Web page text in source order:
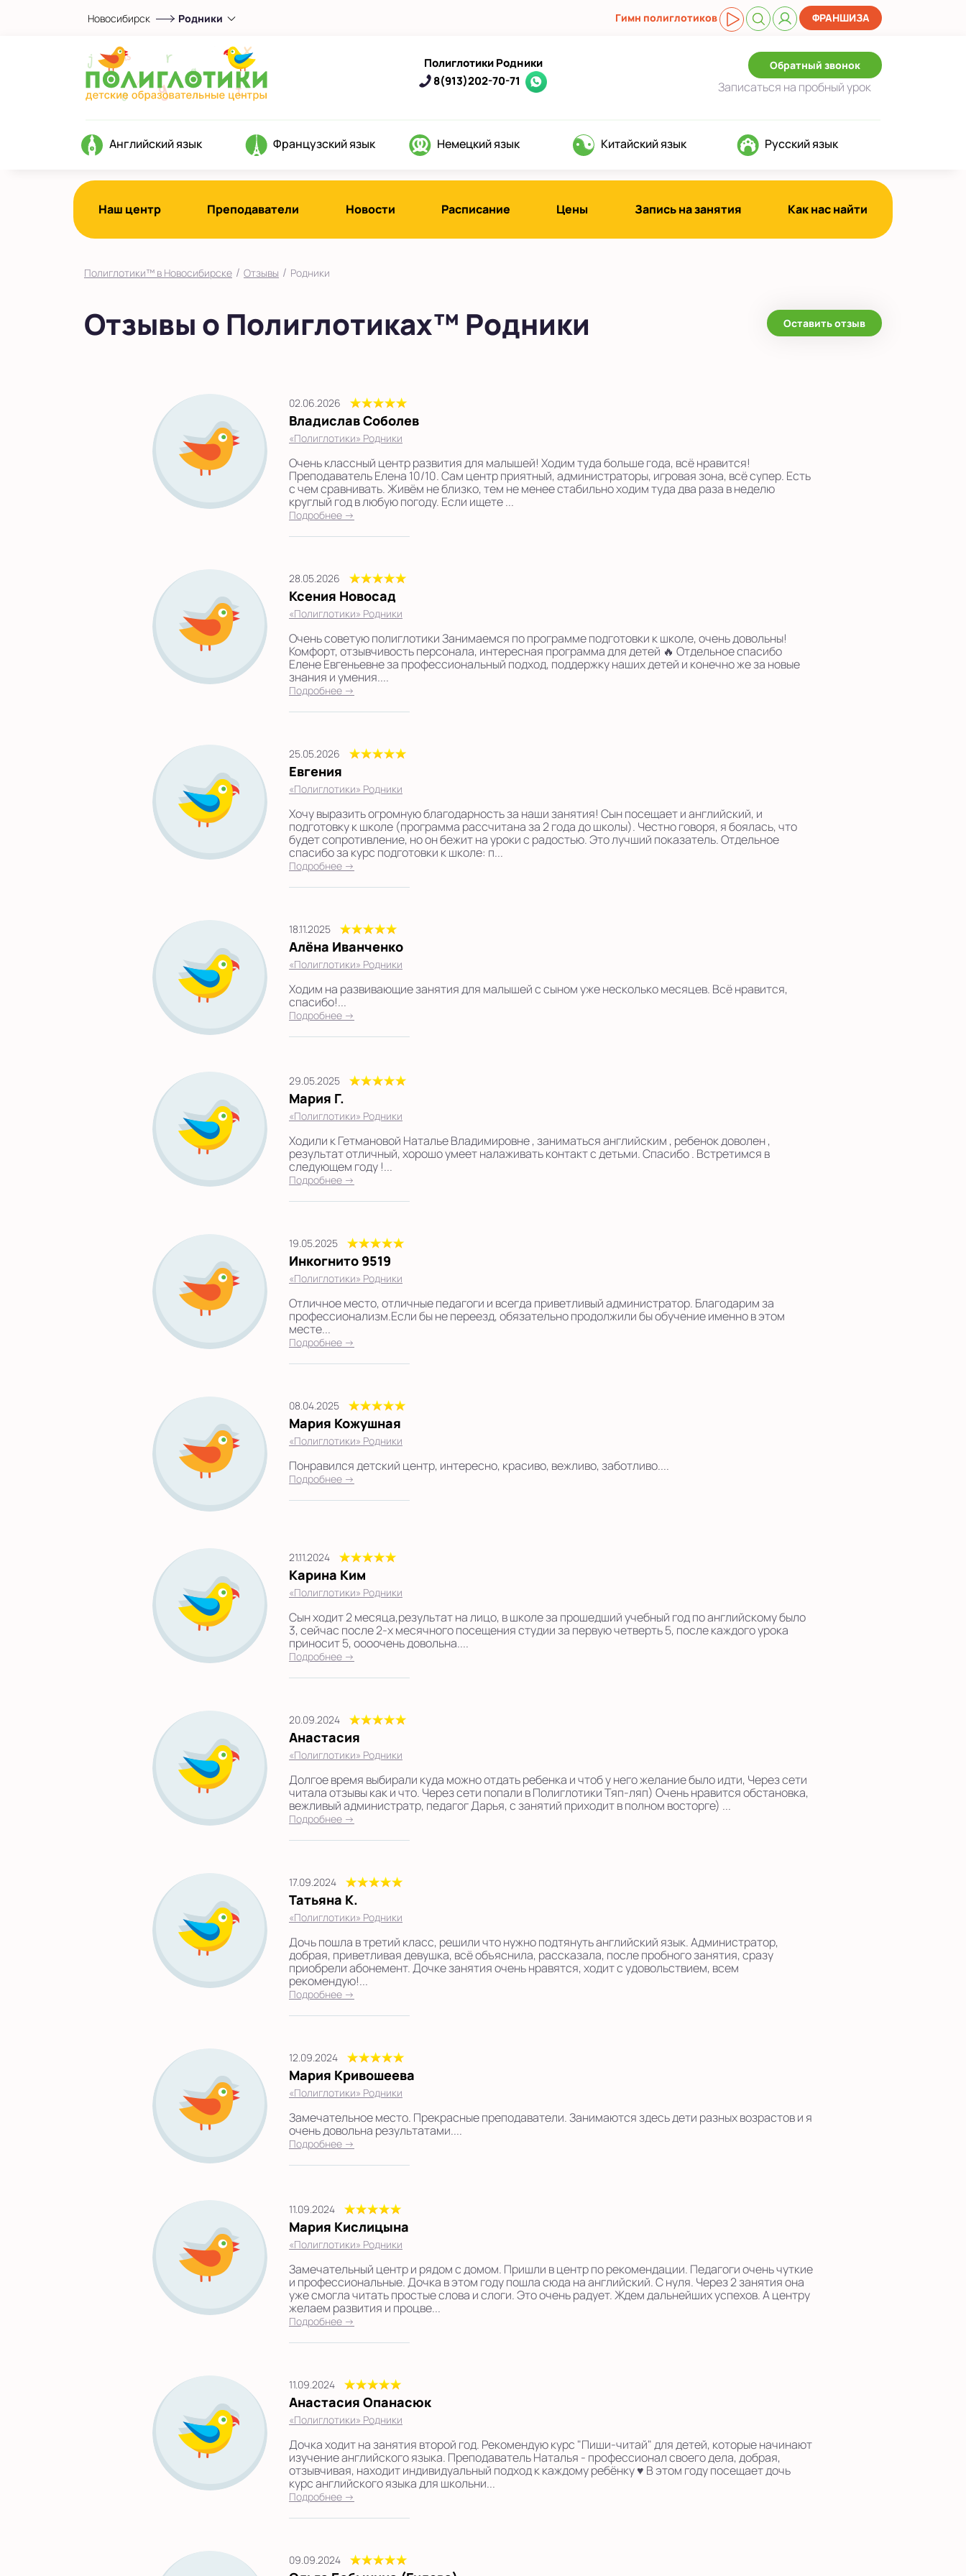
Новосибирск Родники
Выберите центр
Показать на карте
Выбрать другой город
Гимн полиглотиков ФРАНШИЗА
Полиглотики Родники
8(913)202-70-71
Обратный звонок
Записаться на пробный урок
Английский язык Французский язык Немецкий язык Китайский язык Русский язык
Наш центр Преподаватели Новости Расписание Цены Запись на занятия Как нас найти
Полиглотики™ в Новосибирске / Отзывы / Родники
Отзывы о Полиглотиках™ Родники Оставить отзыв
02.06.2026
Владислав Соболев
«Полиглотики» Родники
Очень классный центр развития для малышей! Ходим туда больше года, всё нравится!
Преподаватель Елена 10/10. Сам центр приятный, администраторы, игровая зона, всё супер. Есть
с чем сравнивать. Живём не близко, тем не менее стабильно ходим туда два раза в неделю
круглый год в любую погоду. Если ищете ...
Подробнее →
28.05.2026
Ксения Новосад
«Полиглотики» Родники
Очень советую полиглотики Занимаемся по программе подготовки к школе, очень довольны!
Комфорт, отзывчивость персонала, интересная программа для детей 🔥 Отдельное спасибо
Елене Евгеньевне за профессиональный подход, поддержку наших детей и конечно же за новые
знания и умения....
Подробнее →
25.05.2026
Евгения
«Полиглотики» Родники
Хочу выразить огромную благодарность за наши занятия! Сын посещает и английский, и
подготовку к школе (программа рассчитана за 2 года до школы). Честно говоря, я боялась, что
будет сопротивление, но он бежит на уроки с радостью. Это лучший показатель. Отдельное
спасибо за курс подготовки к школе: п...
Подробнее →
18.11.2025
Алёна Иванченко
«Полиглотики» Родники
Ходим на развивающие занятия для малышей с сыном уже несколько месяцев. Всё нравится,
спасибо!...
Подробнее →
29.05.2025
Мария Г.
«Полиглотики» Родники
Ходили к Гетмановой Наталье Владимировне , заниматься английским , ребенок доволен ,
результат отличный, хорошо умеет налаживать контакт с детьми. Спасибо . Встретимся в
следующем году !...
Подробнее →
19.05.2025
Инкогнито 9519
«Полиглотики» Родники
Отличное место, отличные педагоги и всегда приветливый администратор. Благодарим за
профессионализм.Если бы не переезд, обязательно продолжили бы обучение именно в этом
месте...
Подробнее →
08.04.2025
Мария Кожушная
«Полиглотики» Родники
Понравился детский центр, интересно, красиво, вежливо, заботливо....
Подробнее →
21.11.2024
Карина Ким
«Полиглотики» Родники
Сын ходит 2 месяца,результат на лицо, в школе за прошедший учебный год по английскому было
3, сейчас после 2-х месячного посещения студии за первую четверть 5, после каждого урока
приносит 5, оооочень довольна....
Подробнее →
20.09.2024
Анастасия
«Полиглотики» Родники
Долгое время выбирали куда можно отдать ребенка и чтоб у него желание было идти, Через сети
читала отзывы как и что. Через сети попали в Полиглотики Тяп-ляп) Очень нравится обстановка,
вежливый администратр, педагог Дарья, с занятий приходит в полном восторге) ...
Подробнее →
17.09.2024
Татьяна К.
«Полиглотики» Родники
Дочь пошла в третий класс, решили что нужно подтянуть английский язык. Администратор,
добрая, приветливая девушка, всё объяснила, рассказала, после пробного занятия, сразу
приобрели абонемент. Дочке занятия очень нравятся, ходит с удовольствием, всем
рекомендую!...
Подробнее →
12.09.2024
Мария Кривошеева
«Полиглотики» Родники
Замечательное место. Прекрасные преподаватели. Занимаются здесь дети разных возрастов и я
очень довольна результатами....
Подробнее →
11.09.2024
Мария Кислицына
«Полиглотики» Родники
Замечательный центр и рядом с домом. Пришли в центр по рекомендации. Педагоги очень чуткие
и профессиональные. Дочка в этом году пошла сюда на английский. С нуля. Через 2 занятия она
уже смогла читать простые слова и слоги. Это очень радует. Ждем дальнейших успехов. А центру
желаем развития и процве...
Подробнее →
11.09.2024
Анастасия Опанасюк
«Полиглотики» Родники
Дочка ходит на занятия второй год. Рекомендую курс "Пиши-читай" для детей, которые начинают
изучение английского языка. Преподаватель Наталья - профессионал своего дела, добрая,
отзывчивая, находит индивидуальный подход к каждому ребёнку ♥ В этом году посещает дочь
курс английского языка для школьни...
Подробнее →
09.09.2024